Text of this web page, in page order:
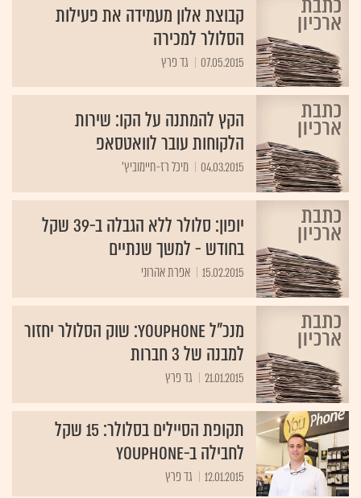
קבוצת אלון מעמידה את פעילות
הסלולר למכירה
07.05.2015 גד פרץ
הקץ להמתנה על הקו: שירות
הלקוחות עובר לוואטסאפ
04.03.2015 מיכל רז-חיימוביץ'
יופון: סלולר ללא הגבלה ב-39 שקל
בחודש - למשך שנתיים
15.02.2015 אפרת אהרוני
מנכ"ל YouPhone: שוק הסלולר יחזור
למבנה של 3 חברות
21.01.2015 גד פרץ
תקופת הסיילים בסלולר: 15 שקל
לחבילה ב-YouPhone
12.01.2015 גד פרץ